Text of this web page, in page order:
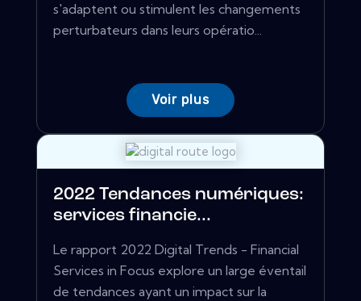
s'adaptent ou stimulent les changements
perturbateurs dans leurs opératio...
Voir plus
2022 Tendances numériques:
services financie...
Le rapport 2022 Digital Trends - Financial
Services in Focus explore un large éventail
de tendances ayant un impact sur la